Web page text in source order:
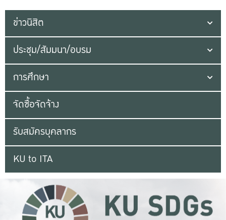
ข่าวนิสิต
ประชุม/สัมมนา/อบรม
การศึกษา
จัดซื้อจัดจ้าง
รับสมัครบุคลากร
KU to ITA